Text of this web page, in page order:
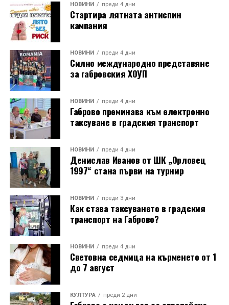
НОВИНИ преди 4 дни
Стартира лятната антиспин
кампания
НОВИНИ преди 4 дни
Силно международно представяне
за габровския ХОУП
НОВИНИ преди 4 дни
Габрово преминава към електронно
таксуване в градския транспорт
НОВИНИ преди 4 дни
Денислав Иванов от ШК „Орловец
1997“ стана първи на турнир
НОВИНИ преди 3 дни
Как става таксуването в градския
транспорт на Габрово?
НОВИНИ преди 4 дни
Световна седмица на кърменето от 1
до 7 август
КУЛТУРА преди 2 дни